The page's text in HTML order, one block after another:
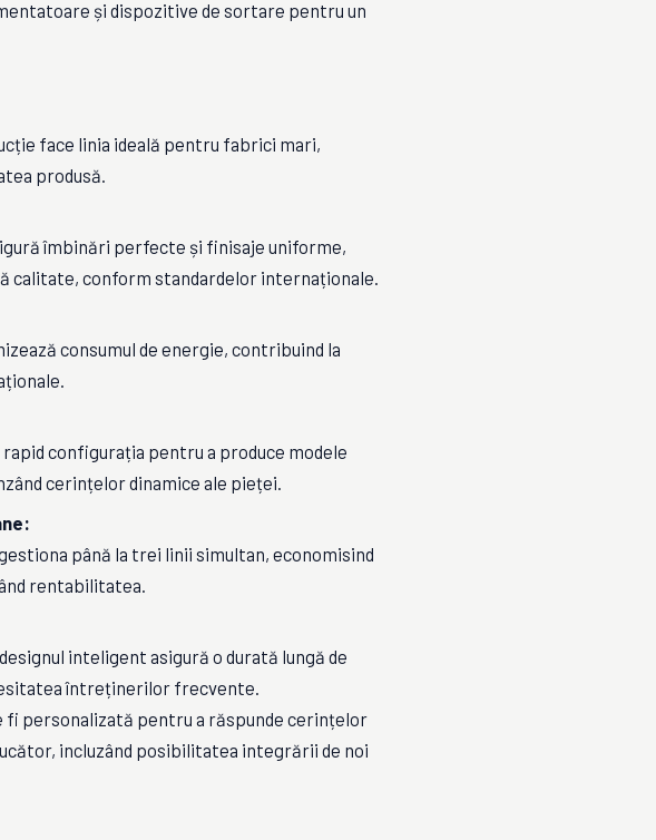
și dispozitive de sortare pentru un
face linia ideală pentru fabrici mari,
produsă.
îmbinări perfecte și finisaje uniforme,
calitate, conform standardelor internaționale.
consumul de energie, contribuind la
configurația pentru a produce modele
cerințelor dinamice ale pieței.
până la trei linii simultan, economisind
rentabilitatea.
inteligent asigură o durată lungă de
întreținerilor frecvente.
personalizată pentru a răspunde cerințelor
incluzând posibilitatea integrării de noi